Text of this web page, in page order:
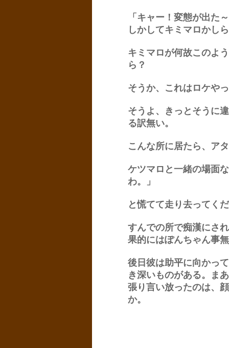
「キャー！変態が出た
しかしてキミマロかし
キミマロが何故このよ
ら？
そうか、これはロケや
そうよ、きっとそうに
る訳無い。
こんな所に居たら、ア
ケツマロと一緒の場面
わ。」
と慌てて走り去ってく
すんでの所で痴漢にさ
果的にはぽんちゃん事
後日彼は助平に向かっ
き深いものがある。ま
張り言い放ったのは、
か。